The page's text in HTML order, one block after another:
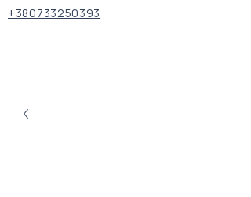
+380733250393